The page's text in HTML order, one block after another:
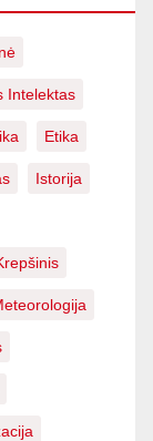
Intelektas
Etika
Istorija